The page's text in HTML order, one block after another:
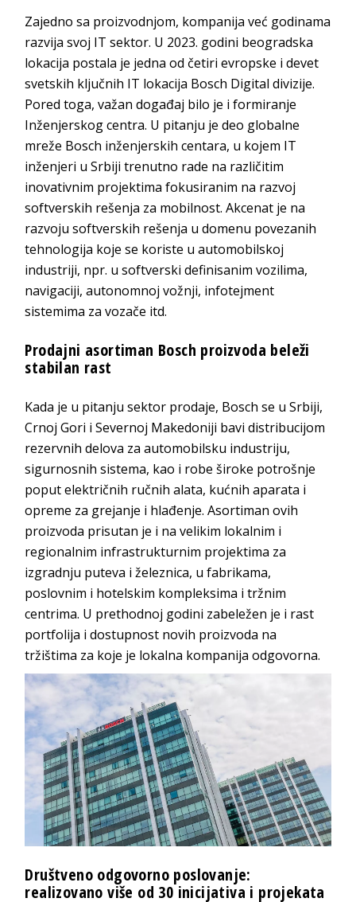
Zajedno sa proizvodnjom, kompanija već godinama
razvija svoj IT sektor. U 2023. godini beogradska
lokacija postala je jedna od četiri evropske i devet
svetskih ključnih IT lokacija Bosch Digital divizije.
Pored toga, važan događaj bilo je i formiranje
Inženjerskog centra. U pitanju je deo globalne
mreže Bosch inženjerskih centara, u kojem IT
inženjeri u Srbiji trenutno rade na različitim
inovativnim projektima fokusiranim na razvoj
softverskih rešenja za mobilnost. Akcenat je na
razvoju softverskih rešenja u domenu povezanih
tehnologija koje se koriste u automobilskoj
industriji, npr. u softverski definisanim vozilima,
navigaciji, autonomnoj vožnji, infotejment
sistemima za vozače itd.
Prodajni asortiman Bosch proizvoda beleži
stabilan rast
Kada je u pitanju sektor prodaje, Bosch se u Srbiji,
Crnoj Gori i Severnoj Makedoniji bavi distribucijom
rezervnih delova za automobilsku industriju,
sigurnosnih sistema, kao i robe široke potrošnje
poput električnih ručnih alata, kućnih aparata i
opreme za grejanje i hlađenje. Asortiman ovih
proizvoda prisutan je i na velikim lokalnim i
regionalnim infrastrukturnim projektima za
izgradnju puteva i železnica, u fabrikama,
poslovnim i hotelskim kompleksima i tržnim
centrima. U prethodnoj godini zabeležen je i rast
portfolija i dostupnost novih proizvoda na
tržištima za koje je lokalna kompanija odgovorna.
Društveno odgovorno poslovanje:
realizovano više od 30 inicijativa i projekata